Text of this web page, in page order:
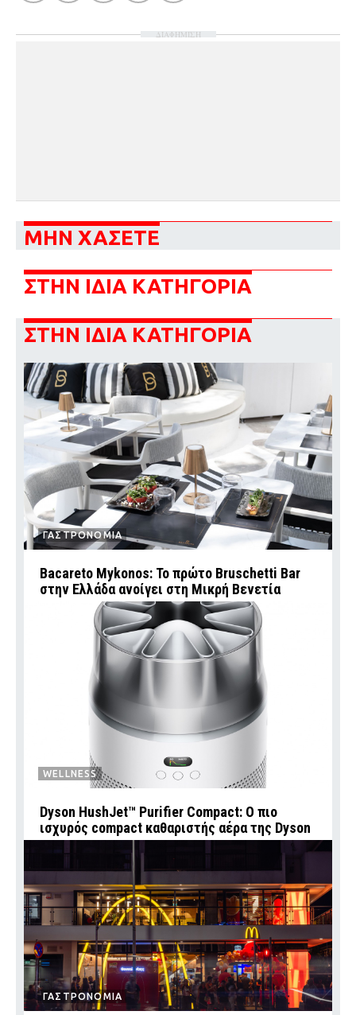
ΔΙΑΦΗΜΙΣΗ
ΜΗΝ ΧΑΣΕΤΕ
ΣΤΗΝ ΙΔΙΑ ΚΑΤΗΓΟΡΙΑ
ΣΤΗΝ ΙΔΙΑ ΚΑΤΗΓΟΡΙΑ
ΓΑΣΤΡΟΝΟΜΙΑ
Bacareto Mykonos: Το πρώτο Bruschetti Bar
στην Ελλάδα ανοίγει στη Μικρή Βενετία
WELLNESS
Dyson HushJet™ Purifier Compact: Ο πιο
ισχυρός compact καθαριστής αέρα της Dyson
ΓΑΣΤΡΟΝΟΜΙΑ